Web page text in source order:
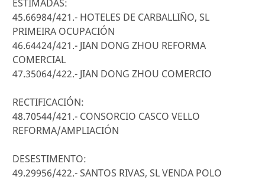
ESTIMADAS:
45.66984/421.- HOTELES DE CARBALLIÑO, SL
PRIMEIRA OCUPACIÓN
46.64424/421.- JIAN DONG ZHOU REFORMA
COMERCIAL
47.35064/422.- JIAN DONG ZHOU COMERCIO
RECTIFICACIÓN:
48.70544/421.- CONSORCIO CASCO VELLO
REFORMA/AMPLIACIÓN
DESESTIMENTO:
49.29956/422.- SANTOS RIVAS, SL VENDA POLO